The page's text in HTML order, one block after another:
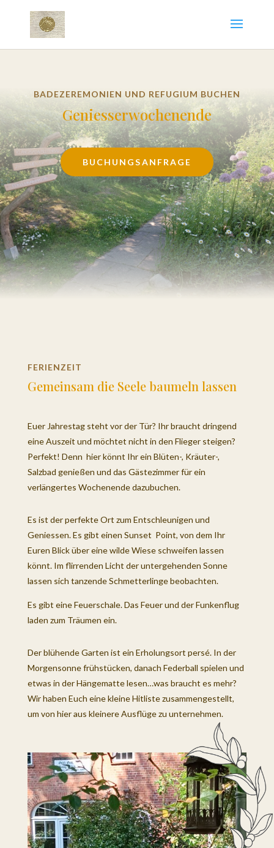
BADEZEREMONIEN UND REFUGIUM BUCHEN
Geniesserwochenende
BUCHUNGSANFRAGE
FERIENZEIT
Gemeinsam die Seele baumeln lassen
Euer Jahrestag steht vor der Tür? Ihr braucht dringend
eine Auszeit und möchtet nicht in den Flieger steigen?
Perfekt! Denn hier könnt Ihr ein Blüten-, Kräuter-,
Salzbad genießen und das Gästezimmer für ein
verlängertes Wochenende dazubuchen.
Es ist der perfekte Ort zum Entschleunigen und
Geniessen. Es gibt einen Sunset Point, von dem Ihr
Euren Blick über eine wilde Wiese schweifen lassen
könnt. Im flirrenden Licht der untergehenden Sonne
lassen sich tanzende Schmetterlinge beobachten.
Es gibt eine Feuerschale. Das Feuer und der Funkenflug
laden zum Träumen ein.
Der blühende Garten ist ein Erholungsort persé. In der
Morgensonne frühstücken, danach Federball spielen und
etwas in der Hängematte lesen…was braucht es mehr?
Wir haben Euch eine kleine Hitliste zusammengestellt,
um von hier aus kleinere Ausflüge zu unternehmen.